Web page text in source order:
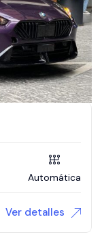
Automática
Ver detalles